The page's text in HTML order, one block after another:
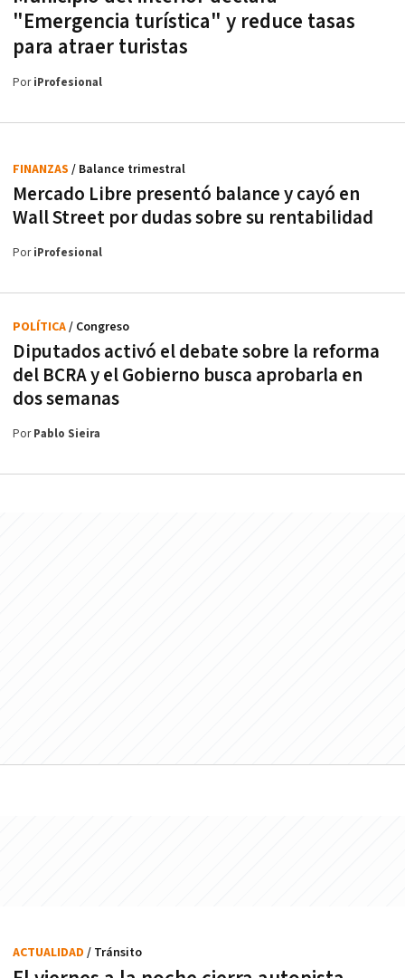
"Emergencia turística" y reduce tasas
para atraer turistas
PoriProfesional
Mercado Libre presentó balance y cayó en
Wall Street por dudas sobre su rentabilidad
FINANZAS / Balance trimestral
PoriProfesional
Diputados activó el debate sobre la reforma
del BCRA y el Gobierno busca aprobarla en
dos semanas
POLÍTICA/ Congreso
PorPablo Sieira
ACTUALIDAD / Tránsito